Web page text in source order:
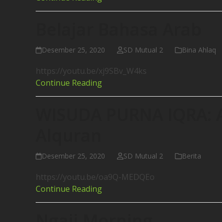
Desember 25, 2020 SD Mutual 2 Bina Ahlaq
https://youtu.be/xj9SBv_W4ks
Continue Reading
Desember 25, 2020 SD Mutual 2 Berita
https://youtu.be/oa9Q-MEDQEo
Continue Reading